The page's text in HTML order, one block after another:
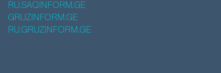
RU.SAQINFORM.GE
GRUZINFORM.GE
RU.GRUZINFORM.GE